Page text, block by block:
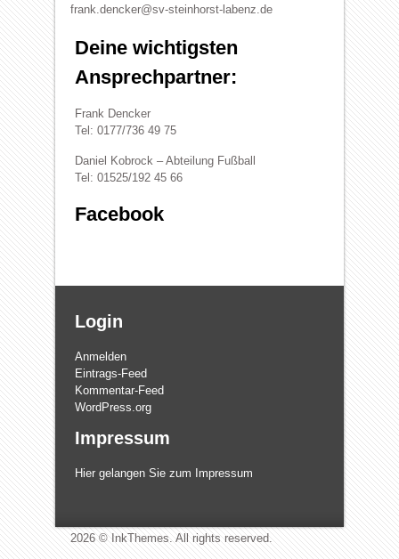
frank.dencker@sv-steinhorst-labenz.de
Deine wichtigsten
Ansprechpartner:
Frank Dencker
Tel: 0177/736 49 75
Daniel Kobrock – Abteilung Fußball
Tel: 01525/192 45 66
Facebook
Login
Anmelden
Eintrags-Feed
Kommentar-Feed
WordPress.org
Impressum
Hier gelangen Sie zum Impressum
2026 © InkThemes. All rights reserved.